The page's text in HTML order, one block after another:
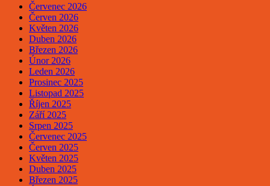
Červenec 2026
Červen 2026
Květen 2026
Duben 2026
Březen 2026
Únor 2026
Leden 2026
Prosinec 2025
Listopad 2025
Říjen 2025
Září 2025
Srpen 2025
Červenec 2025
Červen 2025
Květen 2025
Duben 2025
Březen 2025